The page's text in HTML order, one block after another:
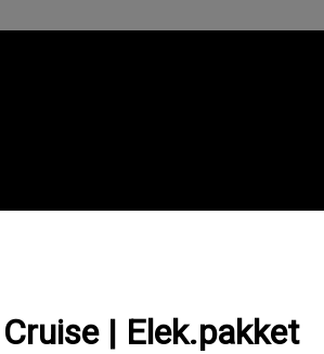
| Elek.pakket